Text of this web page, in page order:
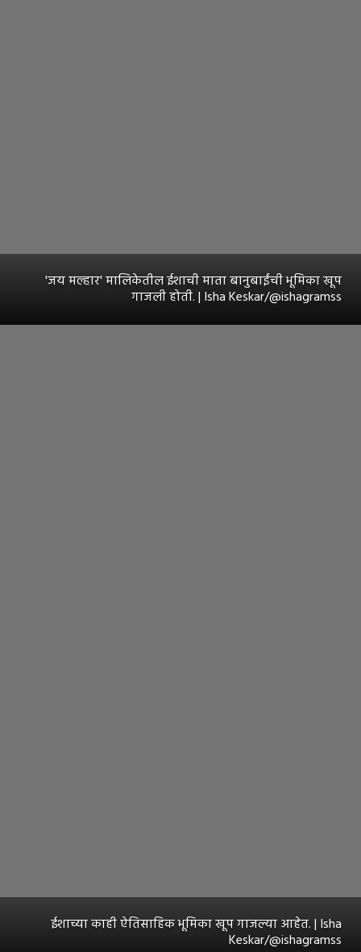
'जय मल्हार' मालिकेतील ईशाची माता बानुबाईंची भूमिका खूप
गाजली होती. | Isha Keskar/@ishagramss
ईशाच्या काही ऐतिसाहिक भूमिका खूप गाजल्या आहेत. | Isha
Keskar/@ishagramss